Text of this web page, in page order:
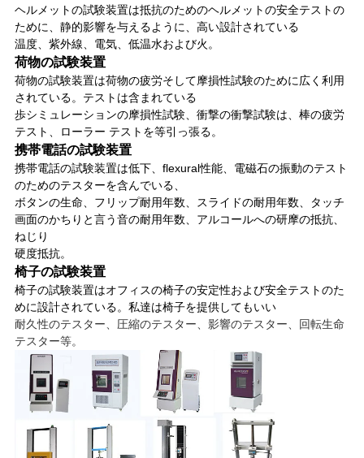
ヘルメットの試験装置は抵抗のためのヘルメットの安全テストの
ために、静的影響を与えるように、高い設計されている
温度、紫外線、電気、低温水および火。
荷物の試験装置
荷物の試験装置は荷物の疲労そして摩損性試験のために広く利用
されている。テストは含まれている
歩シミュレーションの摩損性試験、衝撃の衝撃試験は、棒の疲労
テスト、ローラー テストを等引っ張る。
携帯電話の試験装置
携帯電話の試験装置は低下、flexural性能、電磁石の振動のテスト
のためのテスターを含んでいる、
ボタンの生命、フリップ耐用年数、スライドの耐用年数、タッチ
画面のかちりと言う音の耐用年数、アルコールへの研摩の抵抗、
ねじり
硬度抵抗。
椅子の試験装置
椅子の試験装置はオフィスの椅子の安定性および安全テストのた
めに設計されている。私達は椅子を提供してもいい
耐久性のテスター、圧縮のテスター、影響のテスター、回転生命
テスター等。